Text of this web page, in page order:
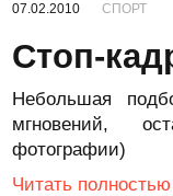
07.02.2010 СПОРТ
Стоп-
Небольшая
мгновений,
фотографии)
Читать